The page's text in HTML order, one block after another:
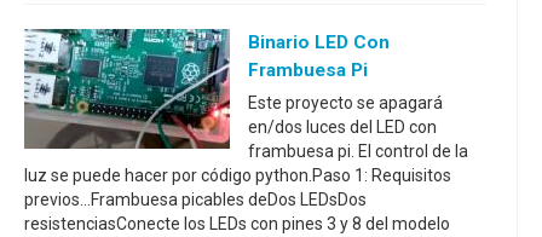
Binario LED Con
Frambuesa Pi
Este proyecto se apagará
en/dos luces del LED con
frambuesa pi. El control de la
luz se puede hacer por código python.Paso 1: Requisitos
previos...Frambuesa picables deDos LEDsDos
resistenciasConecte los LEDs con pines 3 y 8 del modelo